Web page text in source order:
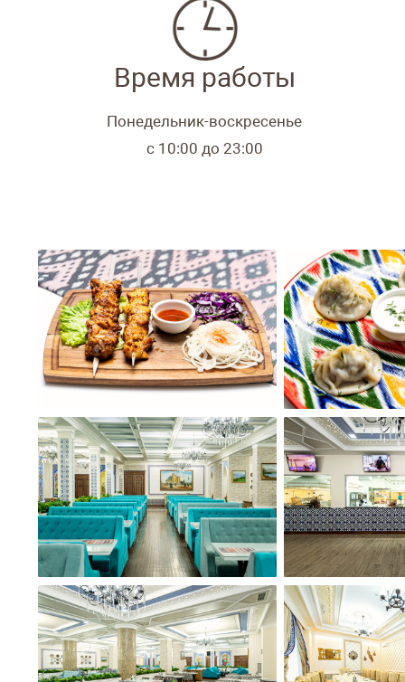
превращается в
Востока!
Как доехать и найти:
Музыка:фоновая
Время работы
Понедельник-воскресенье
с 10:00 до 23:00